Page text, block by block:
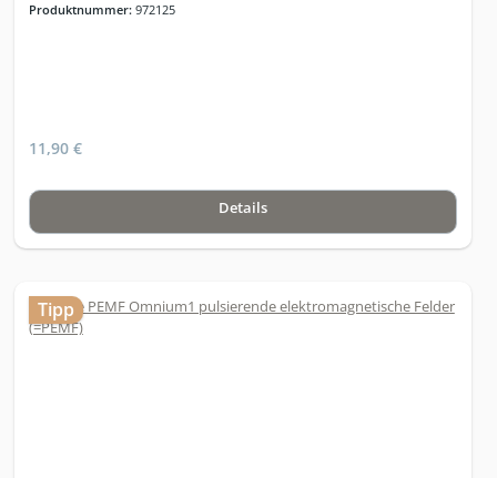
einmalige Nutzung bei Patienten oder Kunden vorgesehen.
Produktnummer: 972125
11,90 €
Details
Tipp